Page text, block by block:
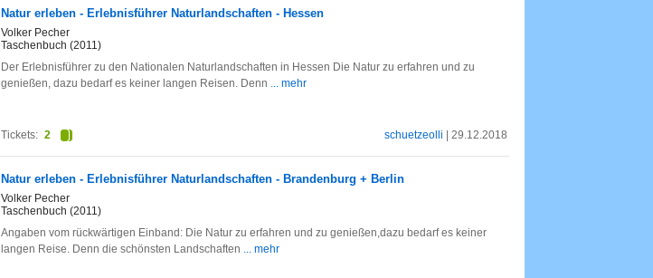
Natur erleben - Erlebnisführer Naturlandschaften - Hessen
Volker Pecher
Taschenbuch (2011)
Der Erlebnisführer zu den Nationalen Naturlandschaften in Hessen Die Natur zu erfahren und zu
genießen, dazu bedarf es keiner langen Reisen. Denn ... mehr
schuetzeolli | 29.12.2018
Tickets: 2
Natur erleben - Erlebnisführer Naturlandschaften - Brandenburg + Berlin
Volker Pecher
Taschenbuch (2011)
Angaben vom rückwärtigen Einband: Die Natur zu erfahren und zu genießen,dazu bedarf es keiner
langen Reise. Denn die schönsten Landschaften ... mehr